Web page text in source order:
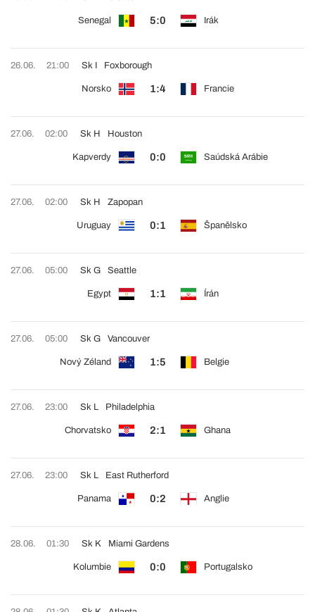
Senegal 5:0 Irák
26.06. 21:00 Sk I
Norsko 1:4 Francie
Foxborough
27.06. 02:00 Sk H
Kapverdy 0:0 Saúdská Arábie
Houston
27.06. 02:00 Sk H
Uruguay 0:1 Španělsko
Zapopan
27.06. 05:00 Sk G
Egypt 1:1 Írán
Seattle
27.06. 05:00 Sk G
Nový Zéland 1:5 Belgie
Vancouver
27.06. 23:00 Sk L
Chorvatsko 2:1 Ghana
Philadelphia
27.06. 23:00 Sk L
Panama 0:2 Anglie
East Rutherford
28.06. 01:30 Sk K
Kolumbie 0:0 Portugalsko
Miami Gardens